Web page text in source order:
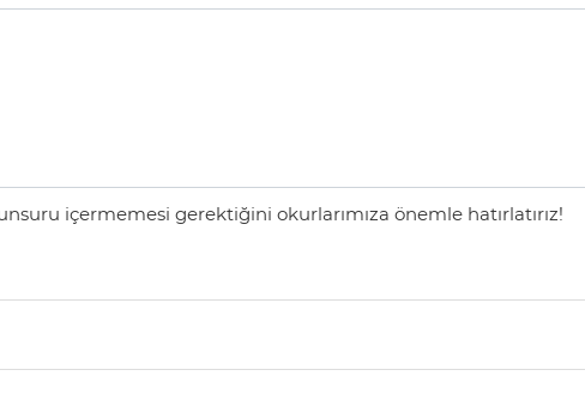
içermemesi gerektiğini okurlarımıza önemle hatırlatırız!